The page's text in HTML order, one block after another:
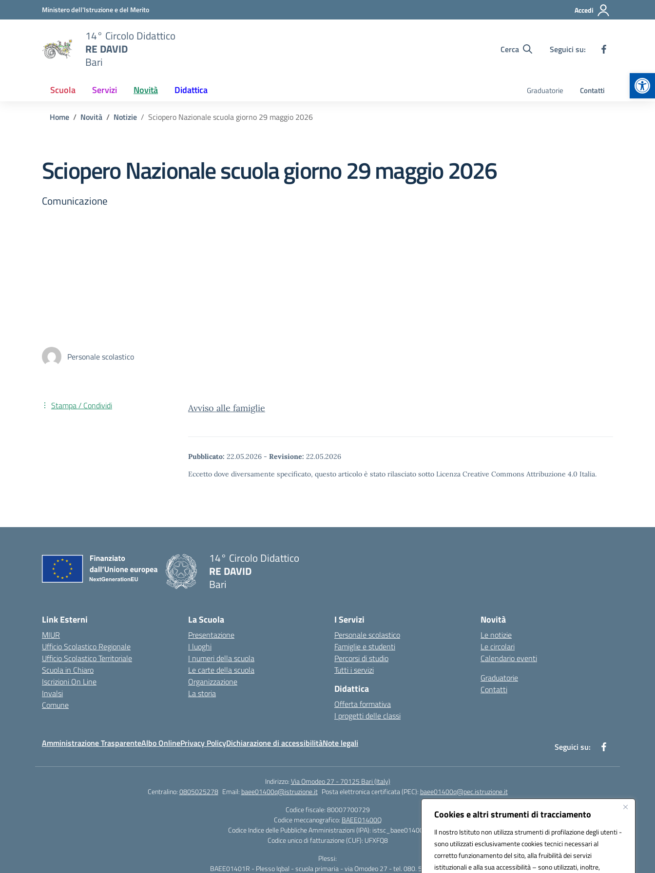
Cookies e altri strumenti di tracciamento
Il nostro Istituto non utilizza strumenti di profilazione degli utenti -
sono utilizzati esclusivamente cookies tecnici necessari al
corretto funzionamento del sito, alla fruibilità dei servizi
istituzionali e alla sua accessibilità – sono utilizzati, inoltre,
Vai ai contenuti
Vai al menu di navigazioneMinistero dell'Istruzione e del Merito Accedi
14° Circolo Didattico
RE DAVID
Bari
Cerca Seguici su:
Scuola Servizi Novità Didattica Graduatorie Contatti
Home Novità Notizie Sciopero Nazionale scuola giorno 29 maggio 2026
Sciopero Nazionale scuola giorno 29 maggio 2026
Comunicazione
Personale scolastico
Avviso alle famiglie
Pubblicato: 22.05.2026 - Revisione: 22.05.2026
Eccetto dove diversamente specificato, questo articolo è stato rilasciato sotto Licenza Creative Commons Attribuzione 4.0 Italia.
Stampa / Condividi
14° Circolo Didattico
RE DAVID
Bari
Link Esterni
MIUR
Ufficio Scolastico Regionale
Ufficio Scolastico Territoriale
Scuola in Chiaro
Iscrizioni On Line
Invalsi
Comune
La Scuola
Presentazione
I luoghi
I numeri della scuola
Le carte della scuola
Organizzazione
La storia
I Servizi
Personale scolastico
Famiglie e studenti
Percorsi di studio
Tutti i servizi
Didattica
Offerta formativa
I progetti delle classi
Novità
Le notizie
Le circolari
Calendario eventi
Graduatorie
Contatti
Amministrazione TrasparenteAlbo OnlinePrivacy PolicyDichiarazione di accessibilitàNote legali Seguici su:
Indirizzo:Via Omodeo 27 - 70125 Bari (Italy)
Centralino:0805025278 Email: baee01400q@istruzione.it Posta elettronica certificata (PEC): baee01400q@pec.istruzione.it
Codice fiscale: 80007700729
Codice meccanografico: BAEE01400Q
Codice Indice delle Pubbliche Amministrazioni (IPA): istsc_baee01400q
Codice unico di fatturazione (CUF): UFXFQ8
Plessi:
BAEE01401R - Plesso Iqbal - scuola primaria - via Omodeo 27 - tel. 080. 5025278